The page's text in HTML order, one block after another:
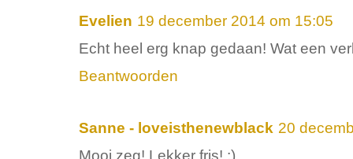
Evelien 19 december 2014 om 15:05
Echt heel erg knap gedaan! Wat een
Beantwoorden
Sanne - loveisthenewblack 20
Mooi zeg! Lekker fris! :)